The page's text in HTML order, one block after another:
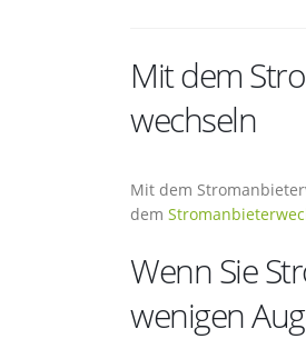
Mit dem
wechseln
Mit dem
dem
Wenn Sie
wenigen